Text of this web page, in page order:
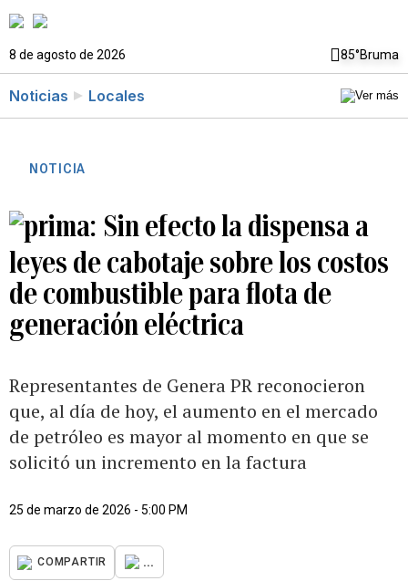
8 de agosto de 2026 85°Bruma
Noticias Locales
NOTICIA
Sin efecto la dispensa a
leyes de cabotaje sobre los costos
de combustible para flota de
generación eléctrica
Representantes de Genera PR reconocieron
que, al día de hoy, el aumento en el mercado
de petróleo es mayor al momento en que se
solicitó un incremento en la factura
25 de marzo de 2026 - 5:00 PM
COMPARTIR ...